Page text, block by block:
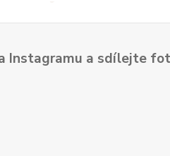
Instagramu a sdílejte